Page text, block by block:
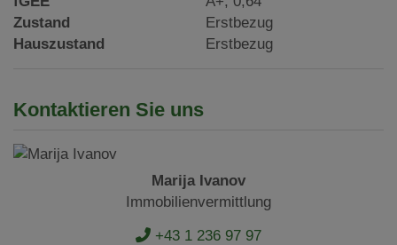
Zustand
Erstbezug
Hauszustand
Erstbezug
Kontaktieren Sie uns
Marija Ivanov
Immobilienvermittlung
+43 1 236 97 97